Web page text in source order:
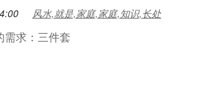
风水,就是,家庭,家庭,知识,长处